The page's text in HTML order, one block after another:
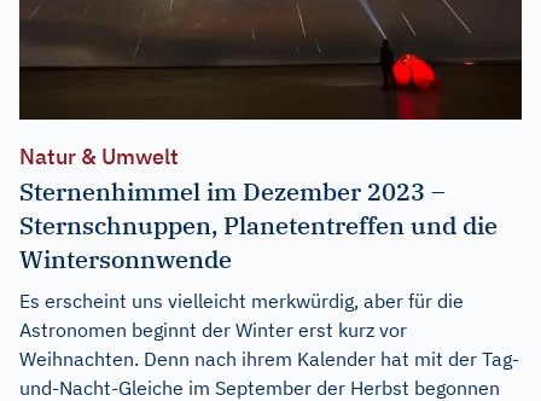
Natur & Umwelt
Sternenhimmel im Dezember 2023 –
Sternschnuppen, Planetentreffen und die
Wintersonnwende
Es erscheint uns vielleicht merkwürdig, aber für die
Astronomen beginnt der Winter erst kurz vor
Weihnachten. Denn nach ihrem Kalender hat mit der Tag-
und-Nacht-Gleiche im September der Herbst begonnen